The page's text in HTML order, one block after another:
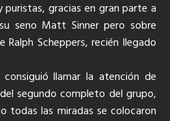
gracias en gran parte a
seno Matt Sinner pero sobre
Scheppers, recién llegado
llamar la atención de
segundo completo del grupo,
todas las miradas se colocaron